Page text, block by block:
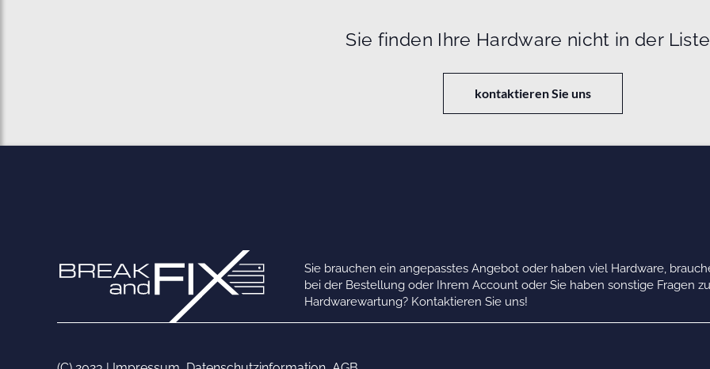
Sie finden Ihre Hardware nicht in der
kontaktieren Sie uns
Sie brauchen ein angepasstes Angebot oder haben viel Hardware,
bei der Bestellung oder Ihrem Account oder Sie haben sonstige Fragen zu
Hardwarewartung? Kontaktieren Sie uns!